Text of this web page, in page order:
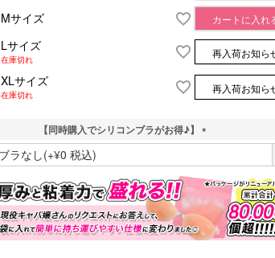
Mサイズ カートに入れ
Lサイズ
在庫切れ
再入荷お知ら
XLサイズ
在庫切れ
再入荷お知ら
【同時購入でシリコンブラがお得♪】
(
必
須
)